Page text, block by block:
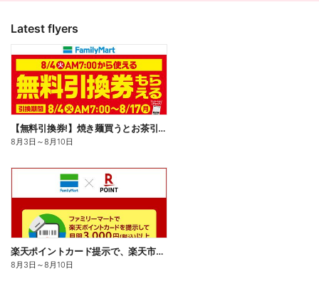
Latest flyers
【無料引換券!】焼き麺買うとお茶引換券貰える!
8月3日 ～8月10日
楽天ポイントカード提示で、楽天市場でのお買い物がおトクに!
8月3日 ～8月10日